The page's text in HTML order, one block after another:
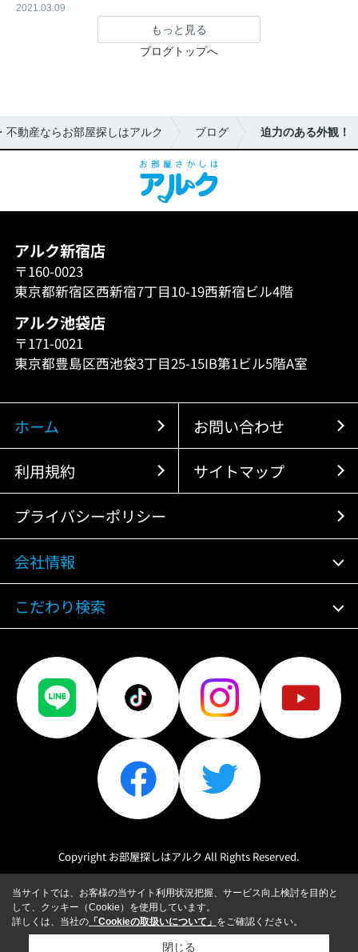
2021.03.09
もっと見る
ブログトップへ
動産ならお部屋探しはアルク ブログ 迫力のある外観！
アルク新宿店
〒160-0023
東京都新宿区西新宿7丁目10-19西新宿ビル4階
アルク池袋店
〒171-0021
東京都豊島区西池袋3丁目25-15IB第1ビル5階A室
ホーム お問い合わせ
利用規約 サイトマップ
プライバシーポリシー
会社情報
こだわり検索
Copyright お部屋探しはアルク All Rights Reserved.
当サイトでは、お客様の当サイト利用状況把握、サービス向上検討を目的と
して、クッキー（Cookie）を使用しています。
詳しくは、当社の 「Cookieの取扱いについて」 をご確認ください。
閉じる